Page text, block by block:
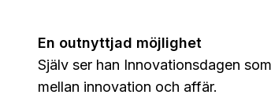
En outnyttjad möjlighet
Själv ser han Innovationsdagen
mellan innovation och affär.